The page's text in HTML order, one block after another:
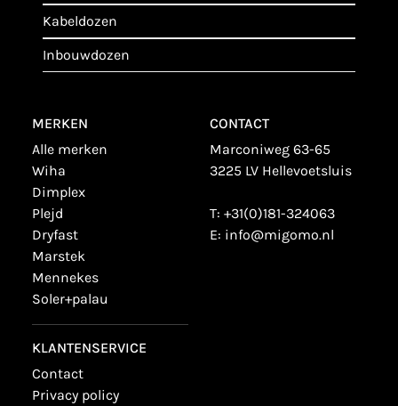
kabeldozen
inbouwdozen
MERKEN
alle merken
wiha
dimplex
plejd
dryfast
marstek
mennekes
soler+palau
KLANTENSERVICE
contact
privacy policy
CONTACT
Marconiweg 63-65
3225 LV Hellevoetsluis
T: +31(0)181-324063
E: info@migomo.nl